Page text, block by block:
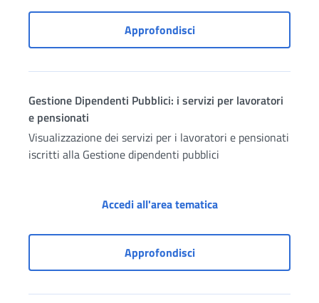
ApprofondisciDomanda Pensione,
Gestione Dipendenti Pubblici: i servizi per lavoratori
e pensionati
Visualizzazione dei servizi per i lavoratori e pensionati
iscritti alla Gestione dipendenti pubblici
Accedi all'area tematicaGestione
ApprofondisciGestione Dipendenti